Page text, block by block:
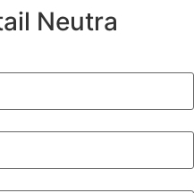
Neutra